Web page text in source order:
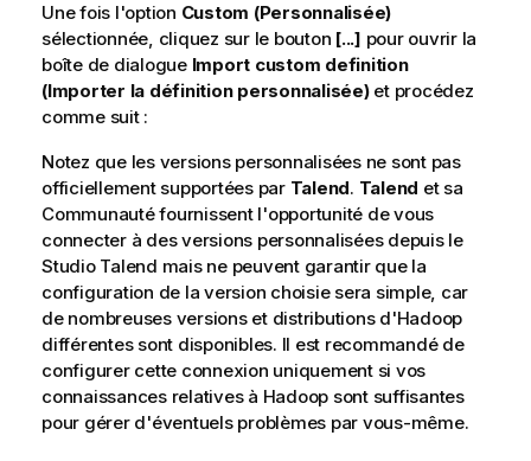
Une fois l'option Custom (Personnalisée)
sélectionnée, cliquez sur le bouton [...] pour ouvrir la
boîte de dialogue Import custom definition
(Importer la définition personnalisée)et procédez
comme suit :
Notez que les versions personnalisées ne sont pas
officiellement supportées par Talend. Talend et sa
Communauté fournissent l'opportunité de vous
connecter à des versions personnalisées depuis le
Studio Talend mais ne peuvent garantir que la
configuration de la version choisie sera simple, car
de nombreuses versions et distributions d'Hadoop
différentes sont disponibles. Il est recommandé de
configurer cette connexion uniquement si vos
connaissances relatives à Hadoop sont suffisantes
pour gérer d'éventuels problèmes par vous-même.